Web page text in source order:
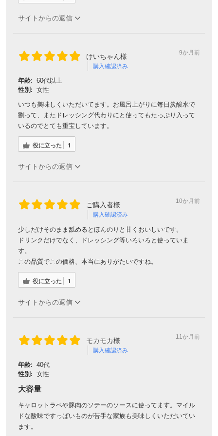
サイトからの返信
けいちゃん様
購入確認済み
9か月前
年齢: 60代以上
性別: 女性
いつも美味しくいただいてます。お風呂上がりに毎日炭酸水で
割って、またドレッシング代わりにと使ってもたっぷり入って
いるのでとても重宝しています。
役に立った 1
サイトからの返信
ご購入者様
購入確認済み
10か月前
少しだけそのまま舐めるとほんのりと甘くおいしいです。
ドリンクだけでなく、ドレッシング等いろいろと使っていま
す。
この品質でこの価格、本当にありがたいですね。
役に立った 1
サイトからの返信
モカモカ様
購入確認済み
11か月前
年齢: 40代
性別: 女性
大容量
キャロットラペや豚肉のソテーのソースに使ってます。マイル
ドな酸味ですっぱいものが苦手な家族も美味しくいただいてい
ます。